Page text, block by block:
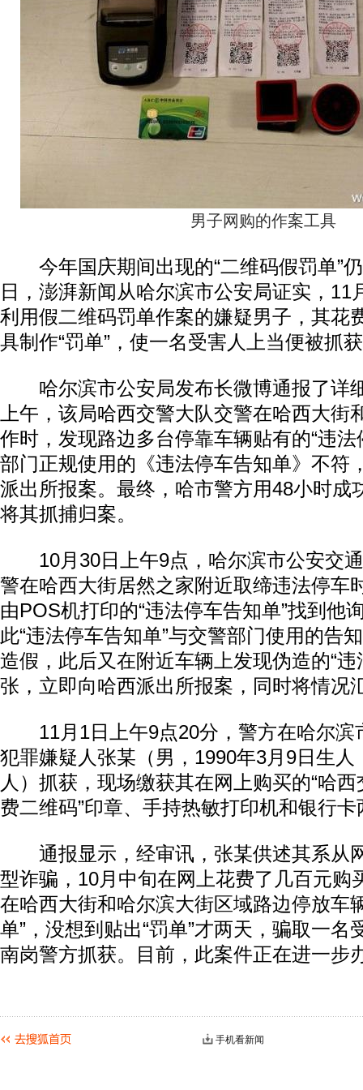
男子网购的作案工具
今年国庆期间出现的“二维码假罚单”
日，澎湃新闻从哈尔滨市公安局证实，11
利用假二维码罚单作案的嫌疑男子，其花
具制作“罚单”，使一名受害人上当便被抓
哈尔滨市公安局发布长微博通报了详
上午，该局哈西交警大队交警在哈西大街
作时，发现路边多台停靠车辆贴有的“违法
部门正规使用的《违法停车告知单》不符
派出所报案。最终，哈市警方用48小时成
将其抓捕归案。
10月30日上午9点，哈尔滨市公安交通
警在哈西大街居然之家附近取缔违法停车
由POS机打印的“违法停车告知单”找到他
此“违法停车告知单”与交警部门使用的告
造假，此后又在附近车辆上发现伪造的“违
张，立即向哈西派出所报案，同时将情况
11月1日上午9点20分，警方在哈尔滨
犯罪嫌疑人张某（男，1990年3月9日生人
人）抓获，现场缴获其在网上购买的“哈西
费二维码”印章、手持热敏打印机和银行
通报显示，经审讯，张某供述其系从
型诈骗，10月中旬在网上花费了几百元购
在哈西大街和哈尔滨大街区域路边停放车
单”，没想到贴出“罚单”才两天，骗取一名
南岗警方抓获。目前，此案件正在进一步
手机看新闻